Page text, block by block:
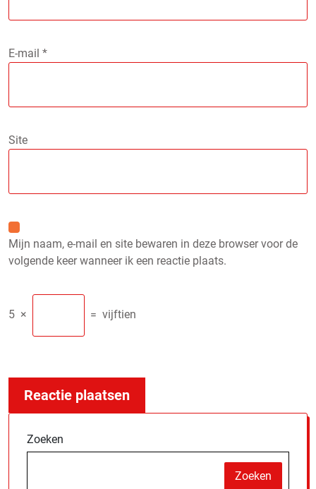
E-mail *
Site
Mijn naam, e-mail en site bewaren in deze browser voor de
volgende keer wanneer ik een reactie plaats.
5 × = vijftien
Zoeken
Zoeken